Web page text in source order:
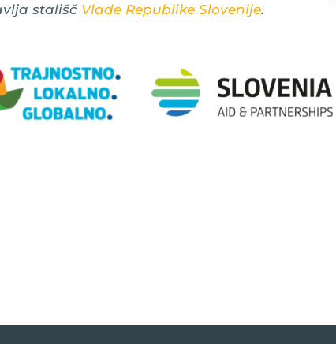
stališč Vlade Republike Slovenije.